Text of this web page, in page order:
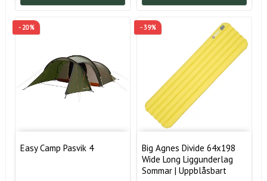
- 20%
Easy Camp Pasvik 4
- 39%
Big Agnes Divide 64x198
Wide Long Liggunderlag
Sommar | Uppblåsbart